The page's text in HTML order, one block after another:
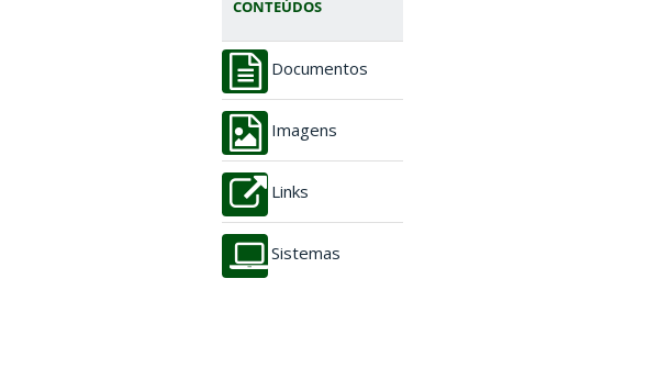
CONTEÚDOS
Documentos
Imagens
Links
Sistemas